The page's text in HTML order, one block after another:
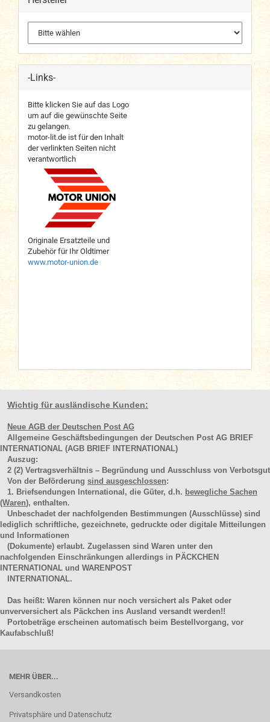
-Links-
Bitte klicken Sie auf das Logo
um auf die gewünschte Seite
zu gelangen.
motor-lit.de ist für den Inhalt
der verlinkten Seiten nicht
verantwortlich
Originale Ersatzteile und
Zubehör für Ihr Oldtimer
www.motor-union.de
Wichtig für ausländische Kunden:
Neue AGB der Deutschen Post AG
Allgemeine Geschäftsbedingungen der Deutschen Post AG BRIEF
INTERNATIONAL (AGB BRIEF INTERNATIONAL)
Auszug:
2 (2) Vertragsverhältnis – Begründung und Ausschluss von Verbotsgut
Von der Beförderung sind ausgeschlossen:
1. Briefsendungen International, die Güter, d.h. bewegliche Sachen
(Waren), enthalten.
Unbeschadet der nachfolgenden Bestimmungen (Ausschlüsse) sind
lediglich schriftliche, gezeichnete, gedruckte oder digitale Mitteilungen
und Informationen
(Dokumente) erlaubt. Zugelassen sind Waren unter den
nachfolgenden Einschränkungen allerdings in PÄCKCHEN
INTERNATIONAL und WARENPOST
INTERNATIONAL.
Das heißt: Waren können nur noch versichert als Paket oder
unverversichert als Päckchen ins Ausland versandt werden!!
Portobeträge erscheinen automatisch beim Bestellvorgang, vor
Kaufabschluß!
MEHR ÜBER...
Versandkosten
Privatsphäre und Datenschutz